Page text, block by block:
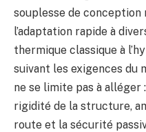
souplesse de
l’adaptation rapide à
thermique classique à
suivant les exigences du
ne se limite pas à
rigidité de la structure,
route et la sécurité